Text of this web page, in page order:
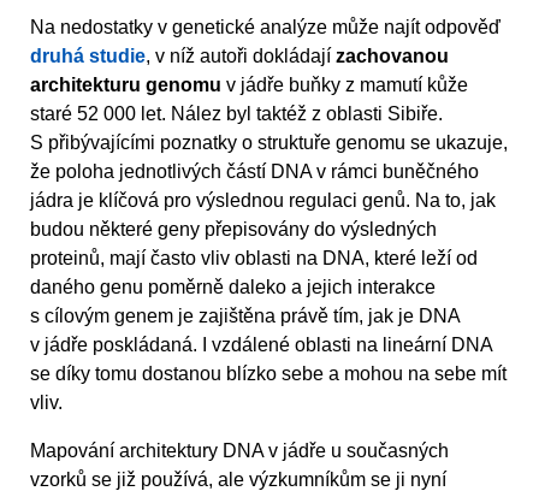
Na nedostatky v genetické analýze může najít odpověď
druhá studie, v níž autoři dokládají zachovanou
architekturu genomu v jádře buňky z mamutí kůže
staré 52 000 let. Nález byl taktéž z oblasti Sibiře.
S přibývajícími poznatky o struktuře genomu se ukazuje,
že poloha jednotlivých částí DNA v rámci buněčného
jádra je klíčová pro výslednou regulaci genů. Na to, jak
budou některé geny přepisovány do výsledných
proteinů, mají často vliv oblasti na DNA, které leží od
daného genu poměrně daleko a jejich interakce
s cílovým genem je zajištěna právě tím, jak je DNA
v jádře poskládaná. I vzdálené oblasti na lineární DNA
se díky tomu dostanou blízko sebe a mohou na sebe mít
vliv.
Mapování architektury DNA v jádře u současných
vzorků se již používá, ale výzkumníkům se ji nyní